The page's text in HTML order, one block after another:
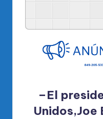
–El
Unidos,Joe